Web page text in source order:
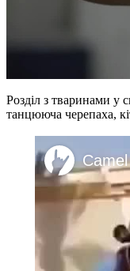
Розділ з тваринами у
танцююча черепаха,